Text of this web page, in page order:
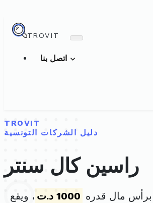
TROVIT
TROVIT
دليل الشركات التونسية
راسين كال سنتر
1000 د.ت
، ويقع